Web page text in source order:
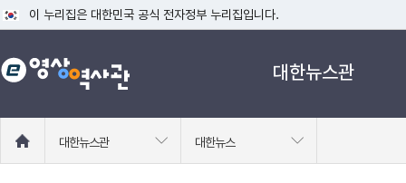
이 누리집은 대한민국 공식 전자정부 누리집입니다.
공식 누리집 주소 확인하기
go.kr 주소를 사용하는 누리집은 대한민국 정부기관이 관리하는 누리집입니
대한뉴스관
로
대한뉴스관 대한뉴스